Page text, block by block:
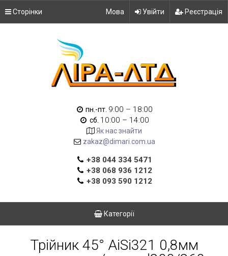
Сторінки Мова Увійти Реєстрація
пн.-пт. 9:00 – 18:00
сб. 10:00 – 14:00
Як нас знайти
zakaz@dimari.com.ua
+38 044 334 5471
+38 068 936 1212
+38 093 590 1212
Категорії
Трійник 45° AiSi321 0,8мм